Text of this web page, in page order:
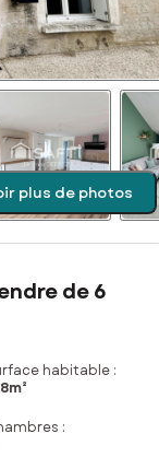
plus de photos
de 6
habitable :
: